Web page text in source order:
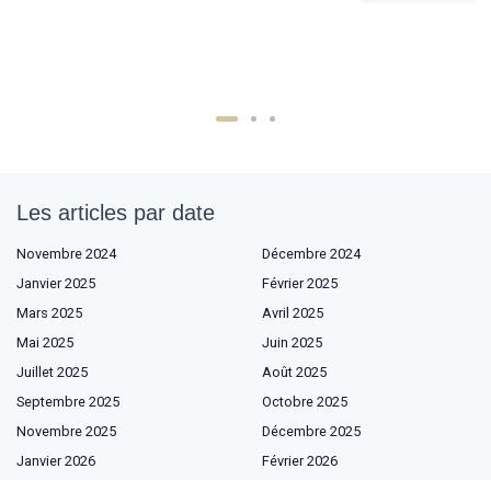
Les articles par date
Novembre 2024
Décembre 2024
Janvier 2025
Février 2025
Mars 2025
Avril 2025
Mai 2025
Juin 2025
Juillet 2025
Août 2025
Septembre 2025
Octobre 2025
Novembre 2025
Décembre 2025
Janvier 2026
Février 2026